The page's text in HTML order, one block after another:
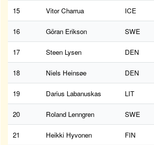
15 Vitor Charrua ICE
16 Göran Erikson SWE
17 Steen Lysen DEN
18 Niels Heinsøe DEN
19 Darius Labanuskas LIT
20 Roland Lenngren SWE
21 Heikki Hyvonen FIN